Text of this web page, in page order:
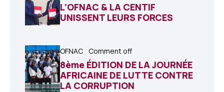
L’OFNAC & LA CENTIF
UNISSENT LEURS FORCES
OFNAC Comment off
8ème ÉDITION DE LA JOURNÉE
AFRICAINE DE LUTTE CONTRE
LA CORRUPTION